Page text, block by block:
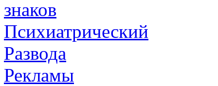
знаков
Психиатрический
Развода
Рекламы